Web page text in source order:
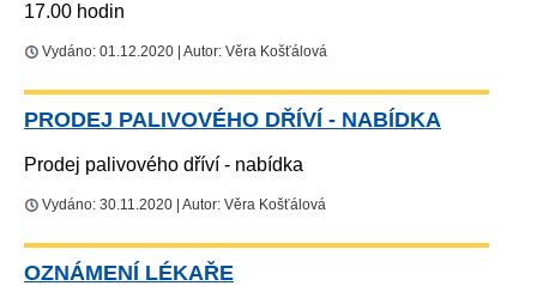
17.00 hodin
Vydáno: 01.12.2020 | Autor: Věra Košťálová
PRODEJ PALIVOVÉHO DŘÍVÍ - NABÍDKA
Prodej palivového dříví - nabídka
Vydáno: 30.11.2020 | Autor: Věra Košťálová
OZNÁMENÍ LÉKAŘE